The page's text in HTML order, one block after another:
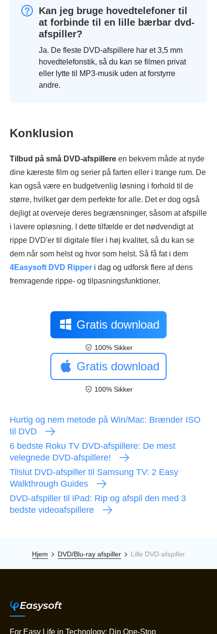
Kan jeg bruge hovedtelefoner til
at forbinde til en lille bærbar dvd-
afspiller?
Ja. De fleste DVD-afspillere har et 3,5 mm
hovedtelefonstik, så du kan se filmen privat
eller lytte til MP3-musik uden at forstyrre
andre.
Konklusion
Tilbud på små DVD-afspillere en bekvem måde at nyde
dine kæreste film og serier på farten eller i trange rum. De
kan også være en budgetvenlig løsning i forhold til de
større, hvilket gør dem perfekte for alle. Det er dog også
dejligt at overveje deres begrænsninger, såsom at afspille
i lavere opløsning. I dette tilfælde er det nødvendigt at
rippe DVD'er til digitale filer i høj kvalitet, så du kan se
dem når som helst og hvor som helst. Så få fat i dem
4Easysoft DVD Ripper i dag og udforsk flere af dens
fremragende rippe- og tilpasningsfunktioner.
Gratis download
100% Sikker
Gratis download
100% Sikker
Hurtig og nem metode på Win/Mac: Brænder ISO
til DVD
6 bedste Roku TV DVD-afspillere: De mest
velegnede DVD-afspillere!
Tilslut DVD-afspiller til Samsung TV: 2 Easy
Walkthrough Guides
DVD-afspiller til iPad: Rip og afspil den med 3
bedste videoafspillere
Hjem DVD/Blu-ray afspiller Lille DVD-afspiller
For Easy Life in Technology: Din One-Stop